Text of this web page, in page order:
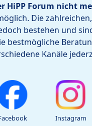
HiPP Forum nicht
Die zahlreichen,
bestehen und
bestmögliche
Kanäle
Instagram